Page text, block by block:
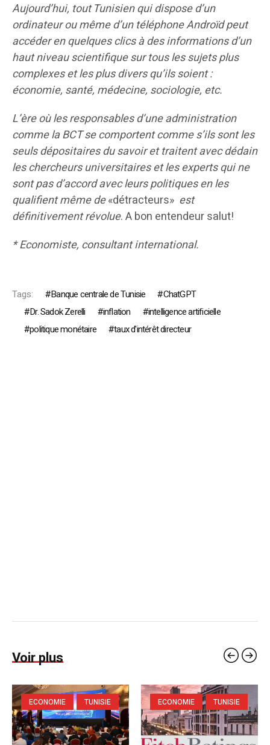
Aujourd’hui, tout Tunisien qui dispose d’un
ordinateur ou même d’un téléphone Androïd peut
accéder en quelques clics à des informations d’un
haut niveau scientifique sur tous les sujets plus
complexes et les plus divers qu’ils soient :
économie, santé, médecine, sociologie, etc.
L’ère où les responsables d’une administration
comme la BCT se comportent comme s’ils sont les
seuls dépositaires du savoir et traitent avec dédain
les chercheurs universitaires et les experts qui ne
sont pas d’accord avec leurs politiques en les
qualifient même de«détracteurs» est
définitivement révolue. A bon entendeur salut!
* Economiste, consultant international.
Tags: Banque centrale de Tunisie
ChatGPT
Dr. Sadok Zerelli
inflation
intelligence artificielle
politique monétaire
taux d'intérêt directeur
Voir plus
ECONOMIE TUNISIE ECONOMIE TUNISIE